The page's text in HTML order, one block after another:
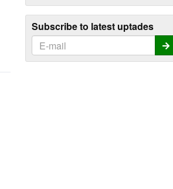
Subscribe to latest uptades